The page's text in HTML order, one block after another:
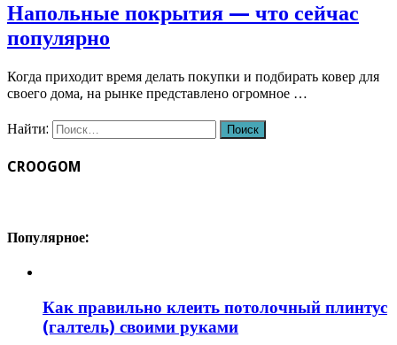
Напольные покрытия — что сейчас
популярно
Когда приходит время делать покупки и подбирать ковер для
своего дома, на рынке представлено огромное …
Найти:
CROOGOM
Популярное:
Как правильно клеить потолочный плинтус
(галтель) своими руками